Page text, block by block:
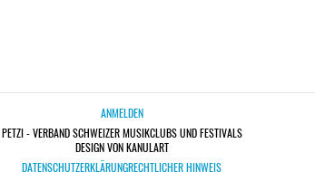
ANMELDEN
PETZI - VERBAND SCHWEIZER MUSIKCLUBS UND FESTIVALS
DESIGN VON KANULART
DATENSCHUTZERKLÄRUNGRECHTLICHER HINWEIS